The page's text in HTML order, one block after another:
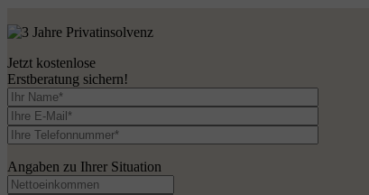
Jetzt kostenlose
Erstberatung sichern!
Angaben zu Ihrer Situation